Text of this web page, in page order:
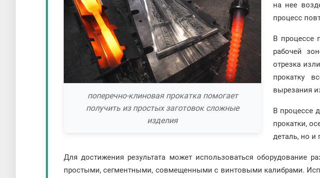
поперечно-клиновая прокатка помогает
получить из простых заготовок сложные
изделия
на нее
процесс
В процессе
рабочей
отрезка
прокатку
вырезания
В процессе
прокатки,
деталь, но и
Для достижения результата может использоваться оборудование
простыми, сегментными, совмещенными с винтовыми калибрами.